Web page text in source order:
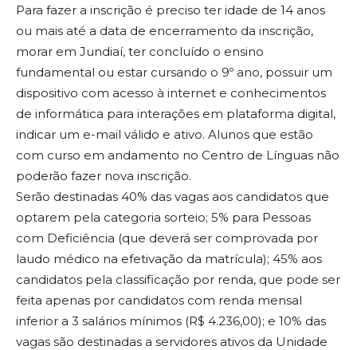
Para fazer a inscrição é preciso ter idade de 14 anos
ou mais até a data de encerramento da inscrição,
morar em Jundiaí, ter concluído o ensino
fundamental ou estar cursando o 9º ano, possuir um
dispositivo com acesso à internet e conhecimentos
de informática para interações em plataforma digital,
indicar um e-mail válido e ativo. Alunos que estão
com curso em andamento no Centro de Línguas não
poderão fazer nova inscrição.
Serão destinadas 40% das vagas aos candidatos que
optarem pela categoria sorteio; 5% para Pessoas
com Deficiência (que deverá ser comprovada por
laudo médico na efetivação da matrícula); 45% aos
candidatos pela classificação por renda, que pode ser
feita apenas por candidatos com renda mensal
inferior a 3 salários mínimos (R$ 4.236,00); e 10% das
vagas são destinadas a servidores ativos da Unidade